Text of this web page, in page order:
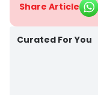
Share Article
Curated For You